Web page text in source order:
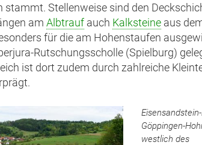
stammt. Stellenweise sind den
am Albtrauf auch Kalksteine aus
für die am Hohenstaufen
Rutschungsscholle (Spielburg)
ist dort zudem durch zahlreiche
Göppingen-
westlich des